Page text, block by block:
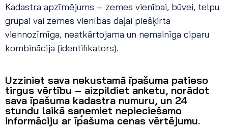
Kadastra apzīmējums – zemes vienībai, būvei, telpu
grupai vai zemes vienības daļai piešķirta
viennozīmīga, neatkārtojama un nemainīga ciparu
kombinācija (identifikators).
Uzziniet sava nekustamā īpašuma patieso
tirgus vērtību – aizpildiet anketu, norādot
sava īpašuma kadastra numuru, un 24
stundu laikā saņemiet nepieciešamo
informāciju ar īpašuma cenas vērtējumu.